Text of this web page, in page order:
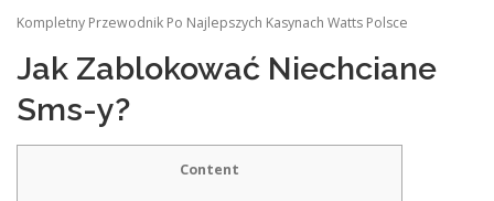
Kompletny Przewodnik Po Najlepszych Kasynach Watts Polsce
Jak Zablokować Niechciane
Sms-y?
Content